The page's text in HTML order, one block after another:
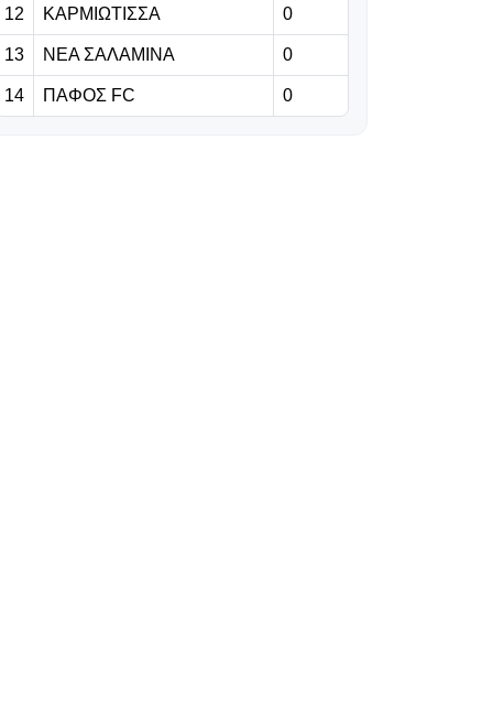
06.08.2026 | 20:00
Ζάλτσμπουργκ -
12 ΚΑΡΜΙΩΤΙΣΣΑ 0
13 ΝΕΑ ΣΑΛΑΜΙΝΑ 0
14 ΠΑΦΟΣ FC 0